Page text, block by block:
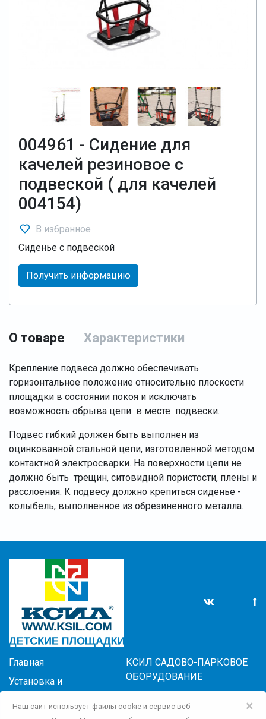
004961 - Сидение для
качелей резиновое с
подвеской ( для качелей
004154)
В избранное
Сиденье с подвеской
Получить информацию
О товаре Характеристики
Крепление подвеса должно обеспечивать
горизонтальное положение относительно плоскости
площадки в состоянии покоя и исключать
возможность обрыва цепи в месте подвески.
Подвес гибкий должен быть выполнен из
оцинкованной стальной цепи, изготовленной методом
контактной электросварки. На поверхности цепи не
должно быть трещин, ситовидной пористости, плены и
расслоения. К подвесу должно крепиться сиденье -
колыбель, выполненное из обрезиненного металла.
Главная
Установка и
КСИЛ САДОВО-ПАРКОВОЕ
ОБОРУДОВАНИЕ
БЛАГОУСТРОЙСТВО
×
Наш сайт использует файлы cookie и сервис веб-